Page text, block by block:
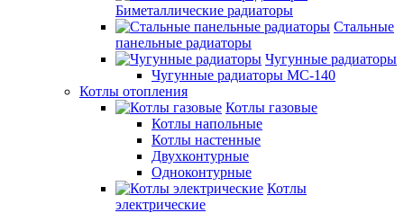
Биметаллические радиаторы
Стальные
панельные радиаторы
Чугунные радиаторы
Чугунные радиаторы МС-140
Котлы отопления
Котлы газовые
Котлы напольные
Котлы настенные
Двухконтурные
Одноконтурные
Котлы
электрические